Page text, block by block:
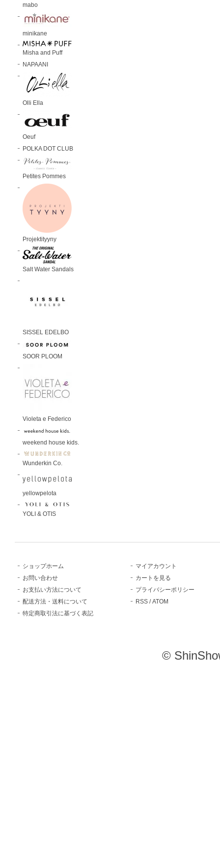
mabo
minikane
Misha and Puff
NAPAANI
Olli Ella
Oeuf
POLKA DOT CLUB
Petites Pommes
Projektityyny
Salt Water Sandals
SISSEL EDELBO
SOOR PLOOM
Violeta e Federico
weekend house kids.
Wunderkin Co.
yellowpelota
YOLI & OTIS
ショップホーム
お問い合わせ
お支払い方法について
配送方法・送料について
特定商取引法に基づく表記
マイアカウント
カートを見る
プライバシーポリシー
RSS /ATOM
©